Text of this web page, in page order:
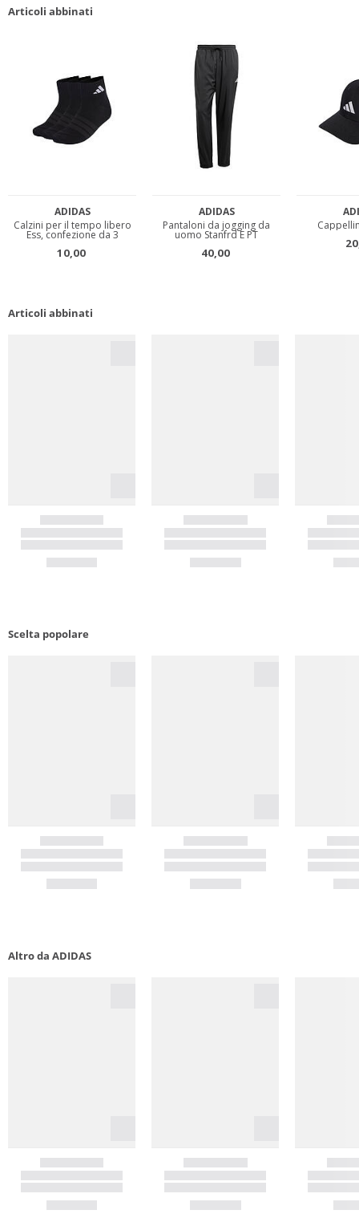
Articoli abbinati
Articoli abbinati
Scelta popolare
Altro da ADIDAS